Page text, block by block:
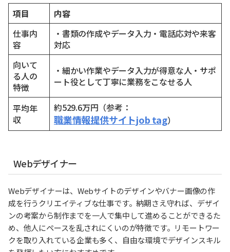
項目
内容
仕事内
容
・書類の作成やデータ入力・電話応対や来客
対応
向いて
る人の
特徴
・細かい作業やデータ入力が得意な人・サポ
ート役として丁寧に業務をこなせる人
平均年
収
約529.6万円（参考：
職業情報提供サイトjob tag）
Webデザイナー
Webデザイナーは、Webサイトのデザインやバナー画像の作
成を行うクリエイティブな仕事です。納期さえ守れば、デザイ
ンの考案から制作までを一人で集中して進めることができるた
め、他人にペースを乱されにくいのが特徴です。リモートワー
クを取り入れている企業も多く、自由な環境でデザインスキル